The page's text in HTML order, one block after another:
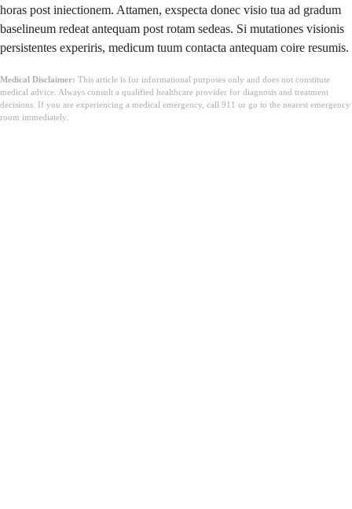
horas post iniectionem. Attamen, exspecta donec visio tua ad gradum
baselineum redeat antequam post rotam sedeas. Si mutationes visionis
persistentes experiris, medicum tuum contacta antequam coire resumis.
Medical Disclaimer: This article is for informational purposes only and does not constitute
medical advice. Always consult a qualified healthcare provider for diagnosis and treatment
decisions. If you are experiencing a medical emergency, call 911 or go to the nearest emergency
room immediately.